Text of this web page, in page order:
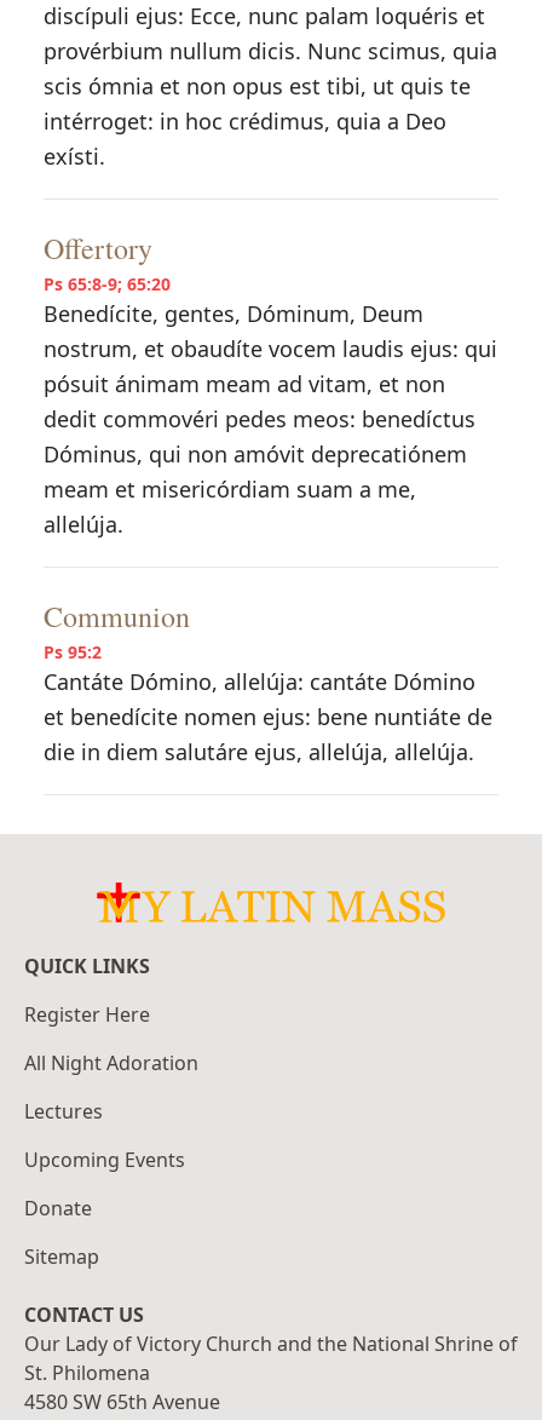
discípuli ejus: Ecce, nunc palam loquéris et
provérbium nullum dicis. Nunc scimus, quia
scis ómnia et non opus est tibi, ut quis te
intérroget: in hoc crédimus, quia a Deo
exísti.
Offertory
Ps 65:8-9; 65:20
Benedícite, gentes, Dóminum, Deum
nostrum, et obaudíte vocem laudis ejus: qui
pósuit ánimam meam ad vitam, et non
dedit commovéri pedes meos: benedíctus
Dóminus, qui non amóvit deprecatiónem
meam et misericórdiam suam a me,
allelúja.
Communion
Ps 95:2
Cantáte Dómino, allelúja: cantáte Dómino
et benedícite nomen ejus: bene nuntiáte de
die in diem salutáre ejus, allelúja, allelúja.
QUICK LINKS
Register Here
All Night Adoration
Lectures
Upcoming Events
Donate
Sitemap
CONTACT US
Our Lady of Victory Church and the National Shrine of
St. Philomena
4580 SW 65th Avenue